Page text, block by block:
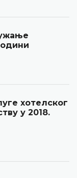
хотелског
у 2018.